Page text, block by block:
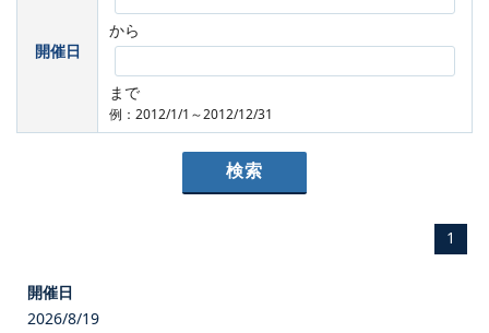
開催日
から
まで
例：2012/1/1～2012/12/31
1
2026/8/19